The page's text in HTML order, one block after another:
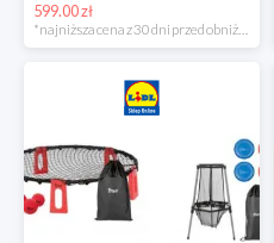
599.00 zł
*najniższa cena z 30 dni przed obniżką